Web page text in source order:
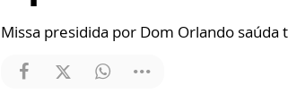
Missa presidida por Dom Orlando